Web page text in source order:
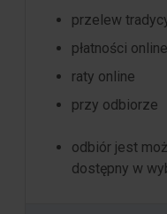
przelew
płatności online
raty online
przy odbiorze
odbiór jest
dostępny w